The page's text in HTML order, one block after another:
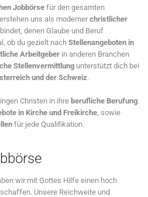
Jobbörse für den gesamten
uns als modernerchristlicher
denen Glaube und Beruf
ob du gezielt nach Stellenangeboten in
Arbeitgeber in anderen Branchen
Stellenvermittlung unterstützt dich bei
und der Schweiz.
Christen in ihre berufliche Berufung.
in Kirche und Freikirche , sowie
für jede Qualifikation.
wir mit Gottes Hilfe einen hoch
Unsere Reichweite und